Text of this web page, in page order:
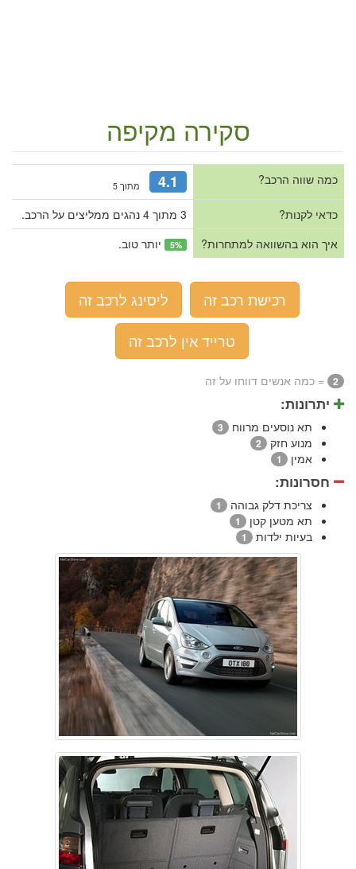
סקירה מקיפה
כמה שווה הרכב? 4.1 מתוך 5
כדאי לקנות?
3 מתוך 4 נהגים ממליצים על הרכב.
איך הוא בהשוואה למתחרות?
5% יותר טוב.
רכישת רכב זה
ליסינג לרכב זה
טרייד אין לרכב זה
2 = כמה אנשים דווחו על זה
יתרונות:
תא נוסעים מרווח 3
מנוע חזק 2
אמין 1
חסרונות:
צריכת דלק גבוהה 1
תא מטען קטן 1
בעיות ילדות 1